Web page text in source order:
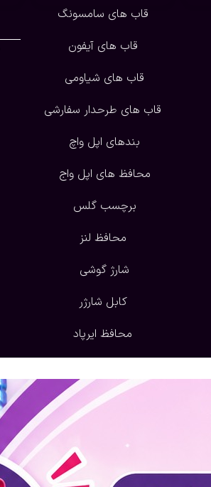
قاب های سامسونگ
قاب های آیفون
قاب های شیاومی
قاب های طرحدار سفارشی
بندهای اپل واچ
محافظ های اپل واج
برچسب گلس
محافظ لنز
شارژ گوشی
کابل شارژر
محافظ ایرپاد